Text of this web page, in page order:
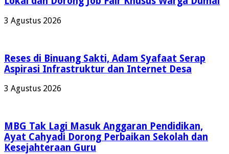
3 Agustus 2026
Reses di Binuang Sakti, Adam Syafaat Serap
Aspirasi Infrastruktur dan Internet Desa
3 Agustus 2026
MBG Tak Lagi Masuk Anggaran Pendidikan,
Ayat Cahyadi Dorong Perbaikan Sekolah dan
Kesejahteraan Guru